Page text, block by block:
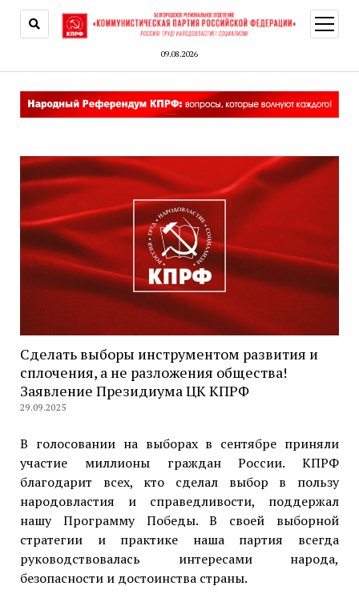
09.08.2026
меню
Сделать выборы инструментом развития и
сплочения, а не разложения общества!
Заявление Президиума ЦК КПРФ
29.09.2025
В голосовании на выборах в сентябре приняли
участие миллионы граждан России. КПРФ
благодарит всех, кто сделал выбор в пользу
народовластия и справедливости, поддержал
нашу Программу Победы. В своей выборной
стратегии и практике наша партия всегда
руководствовалась интересами народа,
безопасности и достоинства страны.